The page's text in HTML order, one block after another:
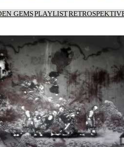
GEMSPLAYLIST